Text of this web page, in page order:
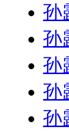
孙
孙
孙
孙
孙